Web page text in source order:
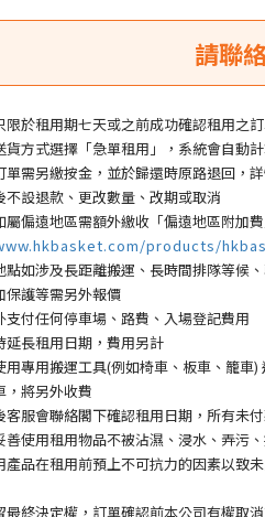
限於租用期七天或之前成功確認租用之
貨方式選擇「急單租用」，系統會自動
單需另繳按金，並於歸還時原路退回，
不設退款、更改數量、改期或取消
屬偏遠地區需額外繳收「偏遠地區附加費
products/
點如涉及長距離搬運、長時間排隊等候
保護等需另外報價
支付任何停車場 、路費、入場登記費用
延長租用日期，費用另計
用專用搬運工具(例如椅車、板車、籠車
，將另外收費
客服會聯絡閣下確認租用日期，所有未
善使用租用物品不被沾濕、浸水、弄污
產品在租用前預上不可抗力的因素以致
最終決定權，訂單確認前本公司有權取